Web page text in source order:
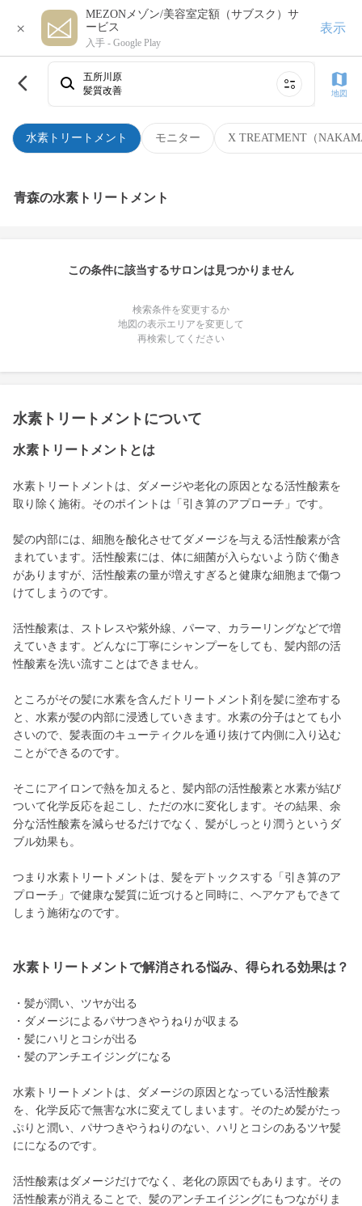
×
MEZONメゾン/美容室定額（サブスク）サ
ービス
入手 - Google Play
表示
水素トリートメント モニター X TREATMENT（
五所川原
髪質改善
地図
青森の水素トリートメント
この条件に該当するサロンは見つかりません
検索条件を変更するか
地図の表示エリアを変更して
再検索してください
水素トリートメントについて
水素トリートメントとは
水素トリートメントは、ダメージや老化の原因となる活性酸素を
取り除く施術。そのポイントは「引き算のアプローチ」です。
髪の内部には、細胞を酸化させてダメージを与える活性酸素が含
まれています。活性酸素には、体に細菌が入らないよう防ぐ働き
がありますが、活性酸素の量が増えすぎると健康な細胞まで傷つ
けてしまうのです。
活性酸素は、ストレスや紫外線、パーマ、カラーリングなどで増
えていきます。どんなに丁寧にシャンプーをしても、髪内部の活
性酸素を洗い流すことはできません。
ところがその髪に水素を含んだトリートメント剤を髪に塗布する
と、水素が髪の内部に浸透していきます。水素の分子はとても小
さいので、髪表面のキューティクルを通り抜けて内側に入り込む
ことができるのです。
そこにアイロンで熱を加えると、髪内部の活性酸素と水素が結び
ついて化学反応を起こし、ただの水に変化します。その結果、余
分な活性酸素を減らせるだけでなく、髪がしっとり潤うというダ
ブル効果も。
つまり水素トリートメントは、髪をデトックスする「引き算のア
プローチ」で健康な髪質に近づけると同時に、ヘアケアもできて
しまう施術なのです。
水素トリートメントで解消される悩み、得られる効果は？
・髪が潤い、ツヤが出る
・ダメージによるパサつきやうねりが収まる
・髪にハリとコシが出る
・髪のアンチエイジングになる
水素トリートメントは、ダメージの原因となっている活性酸素
を、化学反応で無害な水に変えてしまいます。そのため髪がたっ
ぷりと潤い、パサつきやうねりのない、ハリとコシのあるツヤ髪
にになるのです。
活性酸素はダメージだけでなく、老化の原因でもあります。その
活性酸素が消えることで、髪のアンチエイジングにもつながりま